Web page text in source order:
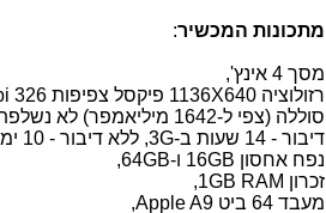
מתכונות המכשיר:
מסך 4 אינץ',
רזולוציה 640
X1136 פיקסל צפיפות 326
סוללה (צפי ל-1642 מיליאמפר) לא נשלפת שתאפשר:
דיבור - 14 שעות ב-
3G, ללא דיבור- 10 ימים,
נפח אחסון 16GB ו-64GB
,
זכרון RAM
1GB
,
מעבד 64 ביט
Apple A9
,